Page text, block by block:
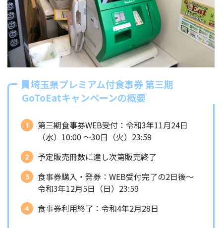
埼玉県プレミアム付食事券 第三期
GoToEatキャンペーンの概要
第三期食事券WEB受付：令和3年11月24日
（水）10:00 ～30日（火）23:59
予定販売冊数に達し次第販売終了
食事券購入・発券：WEB受付完了の2日後～
令和3年12月5日（日）23:59
食事券利用終了：令和4年2月28日